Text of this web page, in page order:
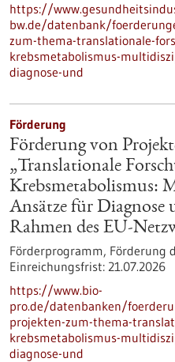
https://
bw.de/datenbank/
zum-thema-translationale-
krebsmetabolismus-
diagnose-und
Förderung
Förderung von
„Translationale
Krebsmetabolismus:
Ansätze für Diagnose
Rahmen des EU-
Förderprogramm, Förderung
Einreichungsfrist: 21.07.2026
https://www.bio-
pro.de/datenbanken/
projekten-zum-thema-
krebsmetabolismus-
diagnose-und